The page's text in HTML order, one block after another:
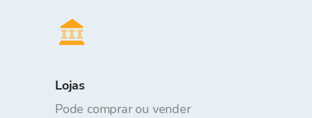
Lojas
Pode comprar ou vender